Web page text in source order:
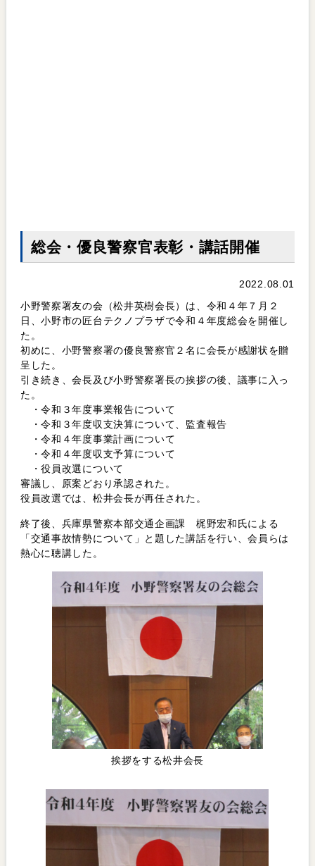
総会・優良警察官表彰・講話開催
2022.08.01
小野警察署友の会（松井英樹会長）は、令和４年７月２
日、小野市の匠台テクノプラザで令和４年度総会を開催し
た。
初めに、小野警察署の優良警察官２名に会長が感謝状を贈
呈した。
引き続き、会長及び小野警察署長の挨拶の後、議事に入っ
た。
・令和３年度事業報告について
・令和３年度収支決算について、監査報告
・令和４年度事業計画について
・令和４年度収支予算について
・役員改選について
審議し、原案どおり承認された。
役員改選では、松井会長が再任された。
終了後、兵庫県警察本部交通企画課 梶野宏和氏による
「交通事故情勢について」と題した講話を行い、会員らは
熱心に聴講した。
挨拶をする松井会長